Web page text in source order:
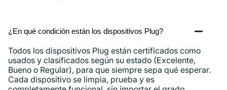
¿En qué condición están los dispositivos Plug?
Todos los dispositivos Plug están certificados como
usados ​​y clasificados según su estado (Excelente,
Bueno o Regular), para que siempre sepa qué esperar.
Cada dispositivo se limpia, prueba y es